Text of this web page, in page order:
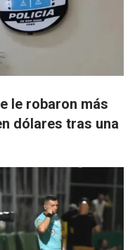
le robaron más
dólares tras una